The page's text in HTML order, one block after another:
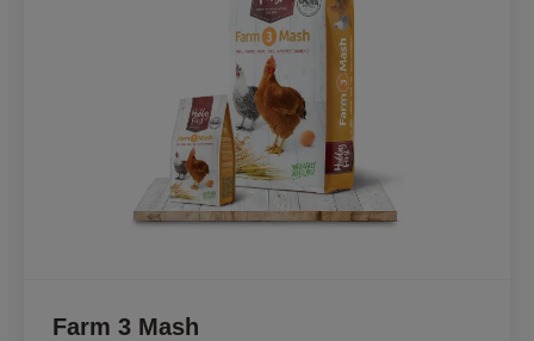
Farm 3 Mash